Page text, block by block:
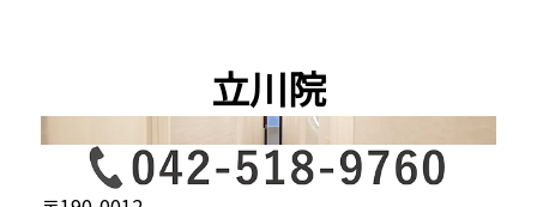
立川院